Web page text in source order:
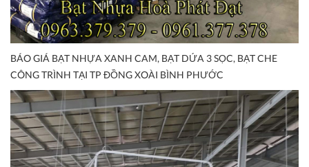
BÁO GIÁ BẠT NHỰA XANH CAM, BẠT DỨA 3 SỌC, BẠT CHE
CÔNG TRÌNH TẠI TP ĐỒNG XOÀI BÌNH PHƯỚC